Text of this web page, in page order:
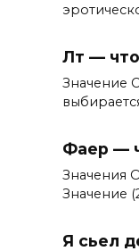
Лт — что
Значение
Фаер —
Значения
Значение
Я сьел